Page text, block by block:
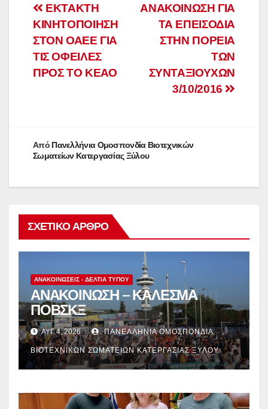
Πλοήγηση
άρθρων
ΑΝΑΚΟΙΝΩΣΗ ΓΙΑ
ΤΑ ΕΠΕΙΣΟΔΙΑ
ΣΤΗΝ ΠΟΡΕΙΑ
ΤΩΝ
ΣΥΝΤΑΞΙΟΥΧΩΝ
3/10/2016
ΕΚΤΑΚΤΗ
ΚΙΝΗΤΟΠΟΙΗΣΗ
ΣΤΟΝ ΟΑΕΕ ΓΙΑ
ΤΙΣ ΟΦΕΙΛΕΣ
ΠΡΟΣ ΤΟ ΚΕΑΟ
Από Πανελλήνια Ομοσπονδία Βιοτεχνικών
Σωματείων Κατεργασίας Ξύλου
ΣΧΕΤΙΚΌ ΆΡΘΡΟ
ΑΝΑΚΟΙΝΏΣΕΙΣ - ΔΕΛΤΊΑ ΤΎΠΟΥ
ΑΝΑΚΟΙΝΩΣΗ – ΚΑΛΕΣΜΑ
ΠΟΒΣΚΞ
ΑΥΓ 4, 2026 ΠΑΝΕΛΛΉΝΙΑ ΟΜΟΣΠΟΝΔΊΑ
ΒΙΟΤΕΧΝΙΚΏΝ ΣΩΜΑΤΕΊΩΝ ΚΑΤΕΡΓΑΣΊΑΣ ΞΎΛΟΥ